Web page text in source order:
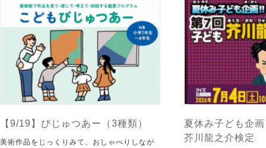
【9/19】びじゅつあー（3種類）
美術作品をじっくりみて、おしゃべりしなが
夏休み子ども企
芥川龍之介検定